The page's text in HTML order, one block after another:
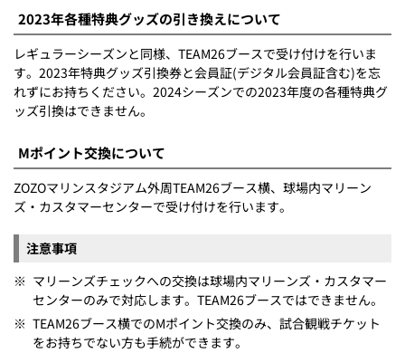
2023年各種特典グッズの引き換えについて
レギュラーシーズンと同様、TEAM26ブースで受け付けを行いま
す。2023年特典グッズ引換券と会員証(デジタル会員証含む)を忘
れずにお持ちください。2024シーズンでの2023年度の各種特典グ
ッズ引換はできません。
Mポイント交換について
ZOZOマリンスタジアム外周TEAM26ブース横、球場内マリーン
ズ・カスタマーセンターで受け付けを行います。
注意事項
※ マリーンズチェックへの交換は球場内マリーンズ・カスタマー
センターのみで対応します。TEAM26ブースではできません。
※ TEAM26ブース横でのMポイント交換のみ、試合観戦チケット
をお持ちでない方も手続ができます。